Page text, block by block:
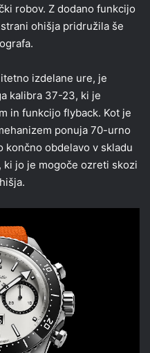
robov. Z dodano funkcijo
ohišja pridružila še
izdelane ure, je
kalibra 37-23, ki je
in funkcijo flyback. Kot je
ponuja 70-urno
obdelavo v skladu
jo je mogoče ozreti skozi